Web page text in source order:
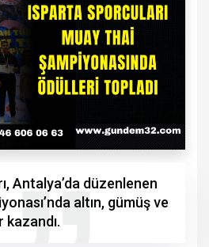
Antalya’da düzenlenen
altın, gümüş ve